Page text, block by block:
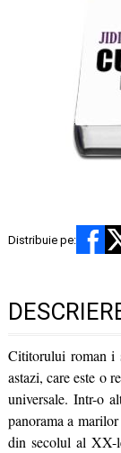
Distribuie pe:
Cititorului roman i
astazi, care este o
universale. Intr-o
panorama a
din secolul al XX-